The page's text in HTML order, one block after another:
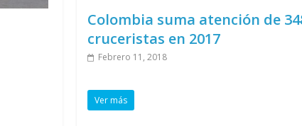
Colombia suma atención de
cruceristas en 2017
Febrero 11, 2018
Ver más